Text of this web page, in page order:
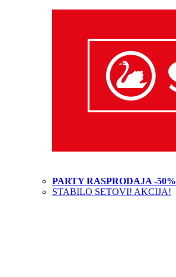
PARTY RASPRODAJA -50%
STABILO SETOVI! AKCIJA!